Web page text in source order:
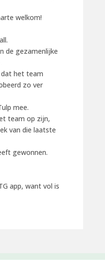
welkom!
de gezamenlijke
het team
zo ver
mee.
team op zijn,
van die laatste
gewonnen.
app, want vol is